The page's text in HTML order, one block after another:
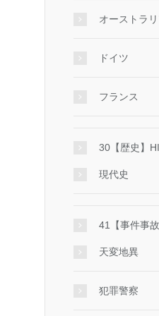
オーストラ
ドイツ
フランス
30【歴史】
現代史
41【事件事故
天変地異
犯罪警察